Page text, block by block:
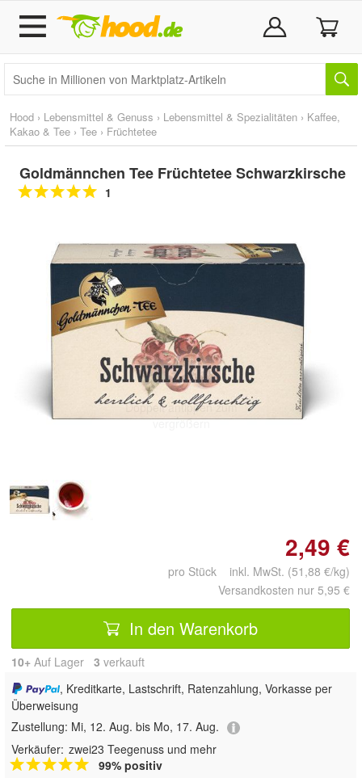
Hood › Lebensmittel & Genuss › Lebensmittel & Spezialitäten › Kaffee,
Kakao & Tee › Tee › Früchtetee
Goldmännchen Tee Früchtetee Schwarzkirsche
1
Doppelt antippen zum
vergrößern
2,49 €
pro Stück inkl. MwSt. (51,88 €/kg)
Versandkosten nur 5,95 €
In den Warenkorb
10+ Auf Lager 3 verkauft
, Kreditkarte, Lastschrift, Ratenzahlung, Vorkasse per
Überweisung
Zustellung: Mi, 12. Aug. bis Mo, 17. Aug.
Verkäufer: zwei23 Teegenuss und mehr
99% positiv